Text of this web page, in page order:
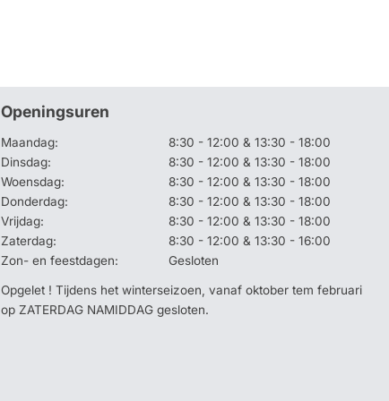
Openingsuren
Maandag:
8:30 - 12:00 & 13:30 - 18:00
Dinsdag:
8:30 - 12:00 & 13:30 - 18:00
Woensdag:
8:30 - 12:00 & 13:30 - 18:00
Donderdag:
8:30 - 12:00 & 13:30 - 18:00
Vrijdag:
8:30 - 12:00 & 13:30 - 18:00
Zaterdag:
8:30 - 12:00 & 13:30 - 16:00
Zon- en feestdagen:
Gesloten
Opgelet ! Tijdens het winterseizoen, vanaf oktober tem februari
op ZATERDAG NAMIDDAG gesloten.